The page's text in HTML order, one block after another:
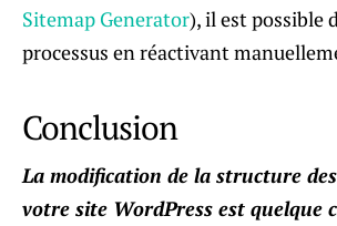
Sitemap Generator), il est possible
processus en réactivant
Conclusion
La modification de la structure
votre site WordPress est quelque